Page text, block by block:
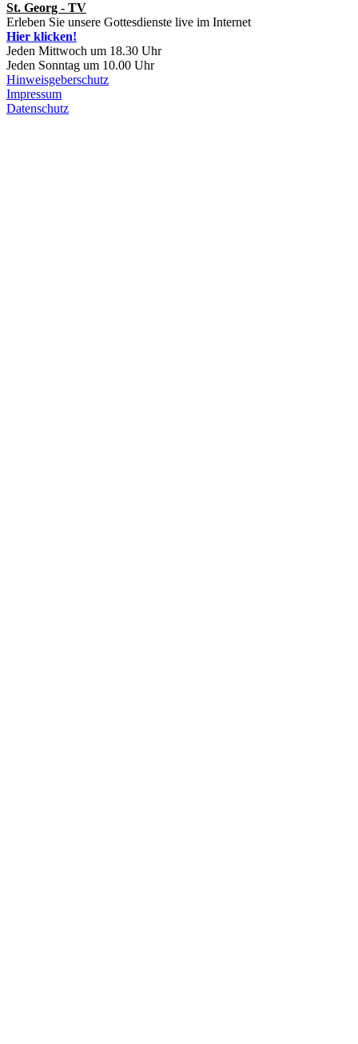
St. Georg - TV
Erleben Sie unsere Gottesdienste live im Internet
Hier klicken!
Jeden Mittwoch um 18.30 Uhr
Jeden Sonntag um 10.00 Uhr
Hinweisgeberschutz
Impressum
Datenschutz